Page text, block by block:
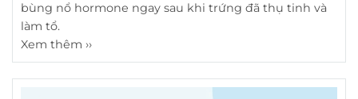
bùng nổ hormone ngay sau khi trứng đã thụ tinh và
làm tổ.
Xem thêm ››